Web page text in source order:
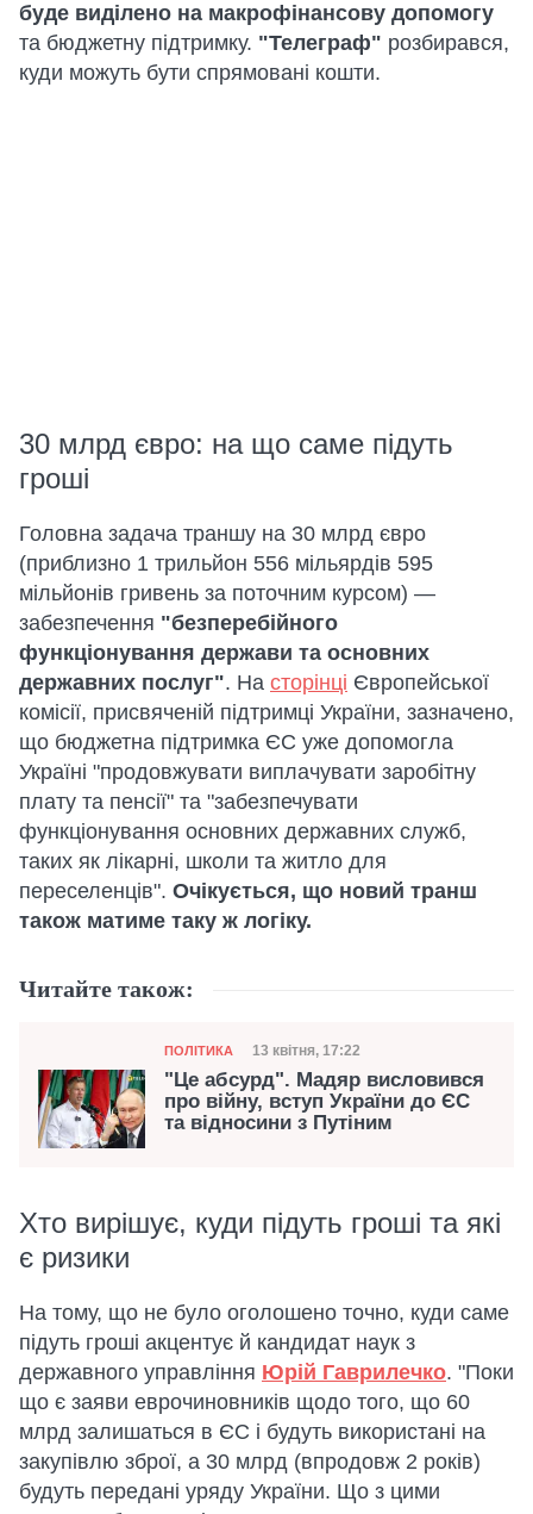
буде виділено на макрофінансову допомогу
та бюджетну підтримку. "Телеграф" розбирався,
куди можуть бути спрямовані кошти.
30 млрд євро: на що саме підуть
гроші
Головна задача траншу на 30 млрд євро
(приблизно 1 трильйон 556 мільярдів 595
мільйонів гривень за поточним курсом) —
забезпечення "безперебійного
функціонування держави та основних
державних послуг". На сторінці Європейської
комісії, присвяченій підтримці України, зазначено,
що бюджетна підтримка ЄС уже допомогла
Україні "продовжувати виплачувати заробітну
плату та пенсії" та "забезпечувати
функціонування основних державних служб,
таких як лікарні, школи та житло для
переселенців". Очікується, що новий транш
також матиме таку ж логіку.
Читайте також:
Категорія
ПОЛІТИКА Дата публікації
13 квітня, 17:22
"Це абсурд". Мадяр висловився
про війну, вступ України до ЄС
та відносини з Путіним
Хто вирішує, куди підуть гроші та які
є ризики
На тому, що не було оголошено точно, куди саме
підуть гроші акцентує й кандидат наук з
державного управління Юрій Гаврилечко. "Поки
що є заяви еврочиновників щодо того, що 60
млрд залишаться в ЄС і будуть використані на
закупівлю зброї, а 30 млрд (впродовж 2 років)
будуть передані уряду України. Що з цими